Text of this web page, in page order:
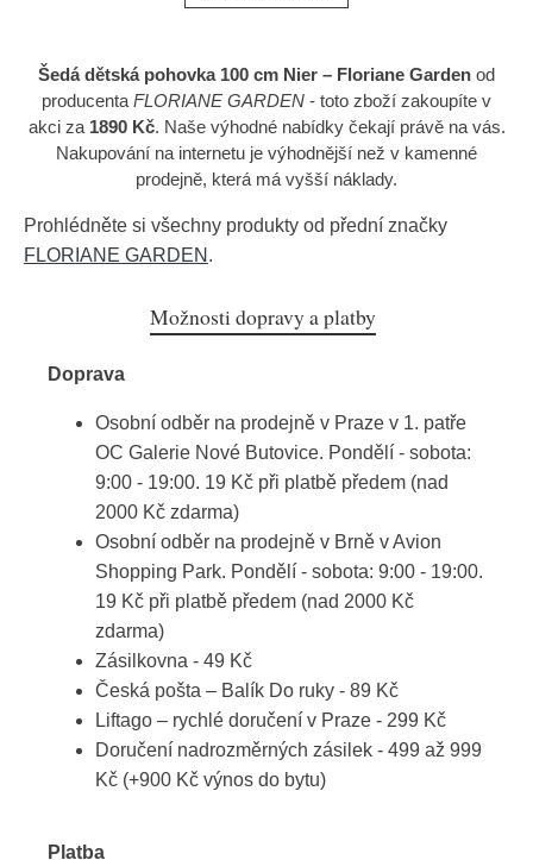
Šedá dětská pohovka 100 cm Nier – Floriane Garden od
producenta FLORIANE GARDEN - toto zboží zakoupíte v
akci za 1890 Kč. Naše výhodné nabídky čekají právě na vás.
Nakupování na internetu je výhodnější než v kamenné
prodejně, která má vyšší náklady.
Prohlédněte si všechny produkty od přední značky
FLORIANE GARDEN .
Možnosti dopravy a platby
Doprava
Osobní odběr na prodejně v Praze v 1. patře
OC Galerie Nové Butovice. Pondělí - sobota:
9:00 - 19:00. 19 Kč při platbě předem (nad
2000 Kč zdarma)
Osobní odběr na prodejně v Brně v Avion
Shopping Park. Pondělí - sobota: 9:00 - 19:00.
19 Kč při platbě předem (nad 2000 Kč
zdarma)
Zásilkovna - 49 Kč
Česká pošta – Balík Do ruky - 89 Kč
Liftago – rychlé doručení v Praze - 299 Kč
Doručení nadrozměrných zásilek - 499 až 999
Kč (+900 Kč výnos do bytu)
Platba